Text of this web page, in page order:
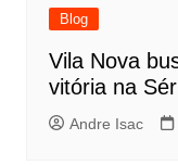
Blog
Vila Nova
vitória na
Andre Isac